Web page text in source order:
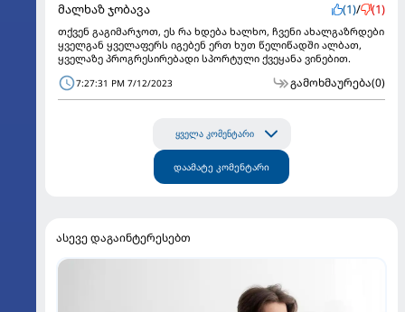
მალხაზ ჯობავა (1)/ (1)
თქვენ გაგიმარჯოთ, ეს რა ხდება ხალხო, ჩვენი ახალგაზრდები
ყველგან ყველაფერს იგებენ ერთ ხუთ წელიწადში ალბათ,
ყველაზე პროგრესირებადი სპორტული ქვეყანა ვინებით.
7:27:31 PM 7/12/2023 გამოხმაურება(0)
ყველა კომენტარი
დაამატე კომენტარი
ასევე დაგაინტერესებთ